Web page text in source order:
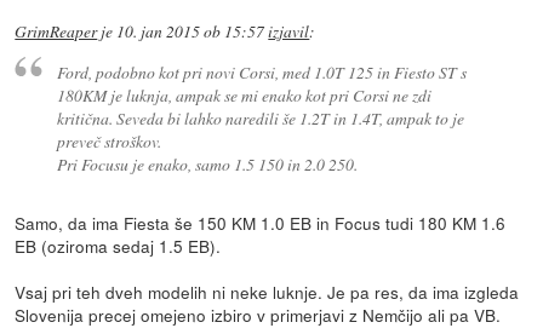
GrimReaperje 10. jan 2015 ob 15:57izjavil:
Ford, podobno kot pri novi Corsi, med 1.0T 125 in Fiesto ST s
180KM je luknja, ampak se mi enako kot pri Corsi ne zdi
kritična. Seveda bi lahko naredili še 1.2T in 1.4T, ampak to je
preveč stroškov.
Pri Focusu je enako, samo 1.5 150 in 2.0 250.
Samo, da ima Fiesta še 150 KM 1.0 EB in Focus tudi 180 KM 1.6
EB (oziroma sedaj 1.5 EB).
Vsaj pri teh dveh modelih ni neke luknje. Je pa res, da ima izgleda
Slovenija precej omejeno izbiro v primerjavi z Nemčijo ali pa VB.